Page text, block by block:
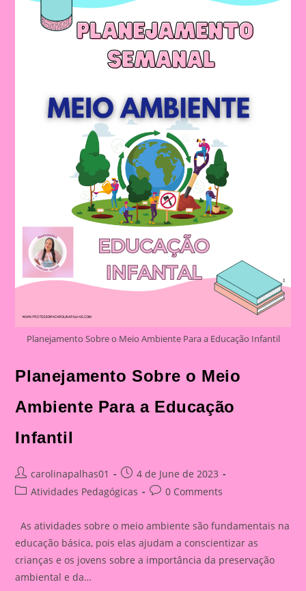
Planejamento Sobre o Meio Ambiente Para a Educação Infantil
Planejamento Sobre o Meio
Ambiente Para a Educação
Infantil
Post
author:
carolinapalhas01
Post
published:
4 de June de 2023
PostAtividades Pedagógicas
Post0 Comments
As atividades sobre o meio ambiente são fundamentais na
educação básica, pois elas ajudam a conscientizar as
crianças e os jovens sobre a importância da preservação
ambiental e da…